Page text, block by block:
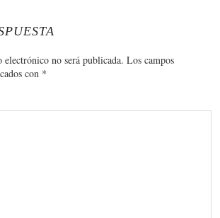
no será publicada. Los campos
con *